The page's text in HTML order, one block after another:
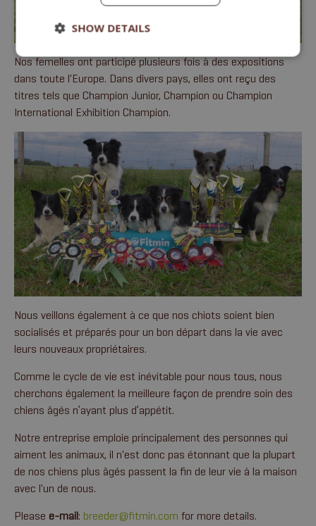
Nos femelles ont participé plusieurs fois à des expositions
dans toute l'Europe. Dans divers pays, elles ont reçu des
titres tels que Champion Junior, Champion ou Champion
International Exhibition Champion.
Nous veillons également à ce que nos chiots soient bien
socialisés et préparés pour un bon départ dans la vie avec
leurs nouveaux propriétaires.
Comme le cycle de vie est inévitable pour nous tous, nous
cherchons également la meilleure façon de prendre soin des
chiens âgés n’ayant plus d’appétit.
Notre entreprise emploie principalement des personnes qui
aiment les animaux, il n'est donc pas étonnant que la plupart
de nos chiens plus âgés passent la fin de leur vie à la maison
avec l'un de nous.
Please e-mail: breeder@fitmin.com for more details.
SHOW DETAILS